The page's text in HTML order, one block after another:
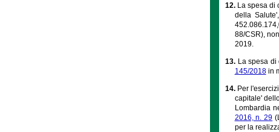
12. La spesa di
della
88/CSR),
2019.
13. La spesa
145/2018in
14. Per
capitale'
Lombardia
2016, n. 29
per la